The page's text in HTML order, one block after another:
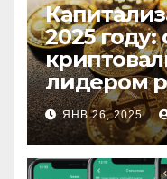
2025
лидером
ЯНВ 26, 2025